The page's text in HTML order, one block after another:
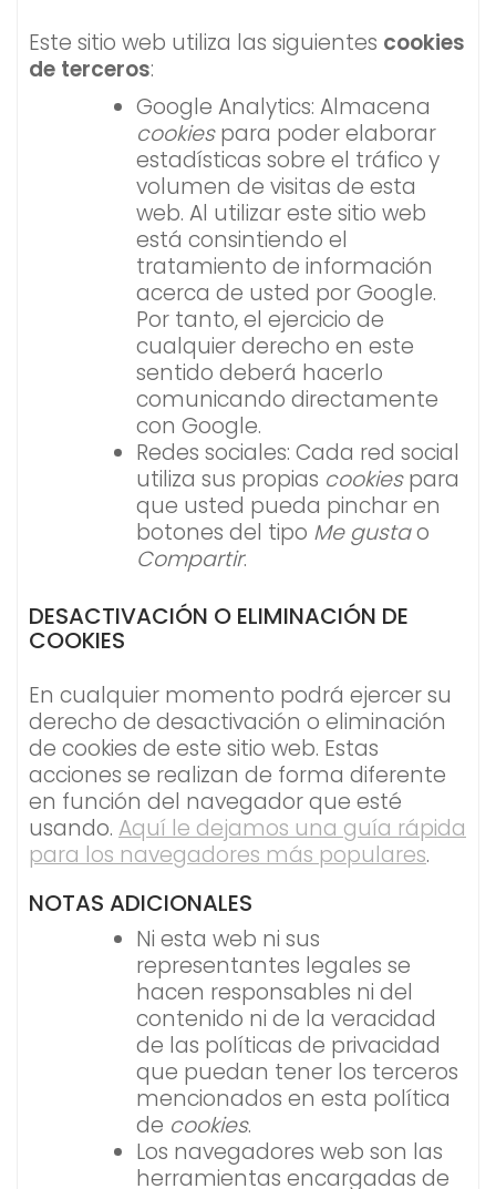
Este sitio web utiliza las siguientes cookies
de terceros:
Google Analytics: Almacena
cookiespara poder elaborar
estadísticas sobre el tráfico y
volumen de visitas de esta
web. Al utilizar este sitio web
está consintiendo el
tratamiento de información
acerca de usted por Google.
Por tanto, el ejercicio de
cualquier derecho en este
sentido deberá hacerlo
comunicando directamente
con Google.
Redes sociales: Cada red social
utiliza sus propias cookiespara
que usted pueda pinchar en
botones del tipo Me gustao
Compartir.
DESACTIVACIÓN O ELIMINACIÓN DE
COOKIES
En cualquier momento podrá ejercer su
derecho de desactivación o eliminación
de cookies de este sitio web. Estas
acciones se realizan de forma diferente
en función del navegador que esté
usando. Aquí le dejamos una guía rápida
para los navegadores más populares.
NOTAS ADICIONALES
Ni esta web ni sus
representantes legales se
hacen responsables ni del
contenido ni de la veracidad
de las políticas de privacidad
que puedan tener los terceros
mencionados en esta política
de cookies.
Los navegadores web son las
herramientas encargadas de